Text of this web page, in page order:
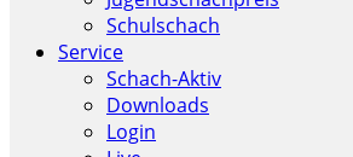
Schulschach
Service
Schach-Aktiv
Downloads
Login